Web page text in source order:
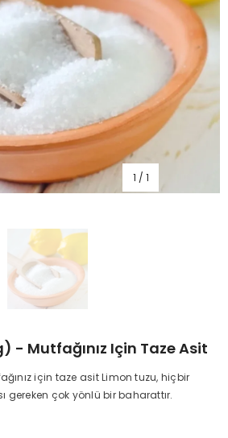
1 / 1
- Mutfağınız Için Taze Asit
için taze asit Limon tuzu, hiçbir
gereken çok yönlü bir baharattır.